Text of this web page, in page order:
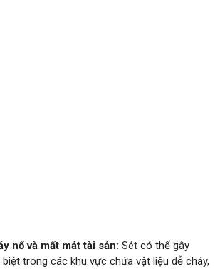
nổ và mất mát tài sản: Sét có thể gây
trong các khu vực chứa vật liệu dễ cháy,